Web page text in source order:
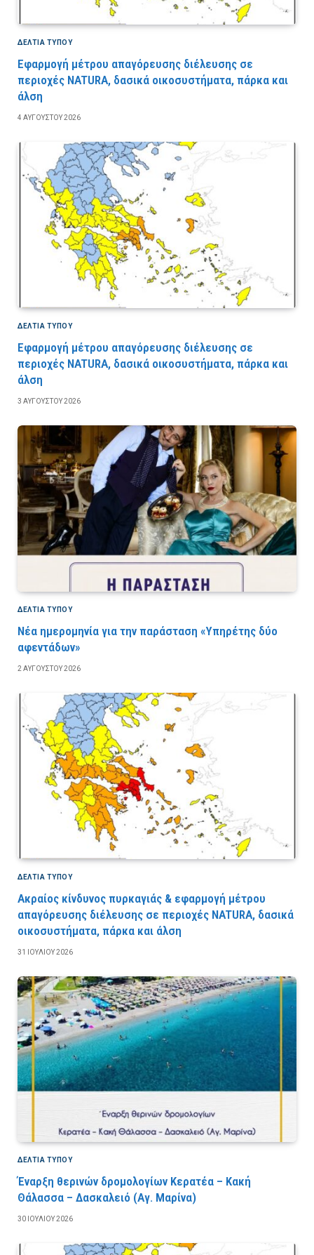
ΔΕΛΤΙΑ ΤΥΠΟΥ
Εφαρμογή μέτρου απαγόρευσης διέλευσης σε
περιοχές NATURA, δασικά οικοσυστήματα, πάρκα και
άλση
4 ΑΥΓΟΎΣΤΟΥ 2026
ΔΕΛΤΙΑ ΤΥΠΟΥ
Εφαρμογή μέτρου απαγόρευσης διέλευσης σε
περιοχές NATURA, δασικά οικοσυστήματα, πάρκα και
άλση
3 ΑΥΓΟΎΣΤΟΥ 2026
ΔΕΛΤΙΑ ΤΥΠΟΥ
Νέα ημερομηνία για την παράσταση «Υπηρέτης δύο
αφεντάδων»
2 ΑΥΓΟΎΣΤΟΥ 2026
ΔΕΛΤΙΑ ΤΥΠΟΥ
Ακραίος κίνδυνος πυρκαγιάς & εφαρμογή μέτρου
απαγόρευσης διέλευσης σε περιοχές NATURA, δασικά
οικοσυστήματα, πάρκα και άλση
31 ΙΟΥΛΊΟΥ 2026
ΔΕΛΤΙΑ ΤΥΠΟΥ
Έναρξη θερινών δρομολογίων Κερατέα – Κακή
Θάλασσα – Δασκαλειό (Αγ. Μαρίνα)
30 ΙΟΥΛΊΟΥ 2026